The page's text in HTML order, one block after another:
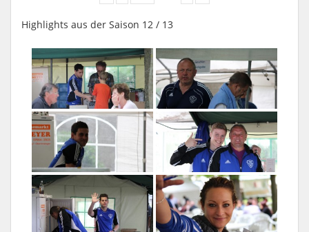
Highlights aus der Saison 12 / 13